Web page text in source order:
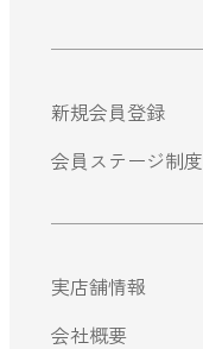
新規会員登録
会員ステージ制度
実店舗情報
会社概要